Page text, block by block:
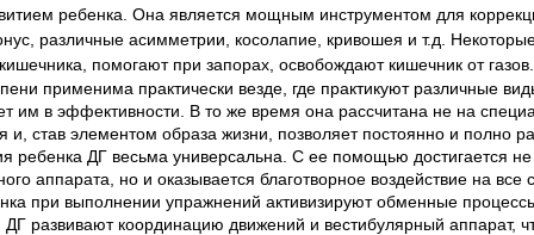
ребенка. Она является мощным инструментом для
различные асимметрии, косолапие, кривошея и т.д.
помогают при запорах, освобождают кишечник от газов.
применима практически везде, где практикуют различные
им в эффективности. В то же время она рассчитана не на
и, став элементом образа жизни, позволяет постоянно и полно
ребенка ДГ весьма универсальна. С ее помощью достигается
аппарата, но и оказывается благотворное воздействие на все
при выполнении упражнений активизируют обменные
ДГ развивают координацию движений и вестибулярный аппарат,